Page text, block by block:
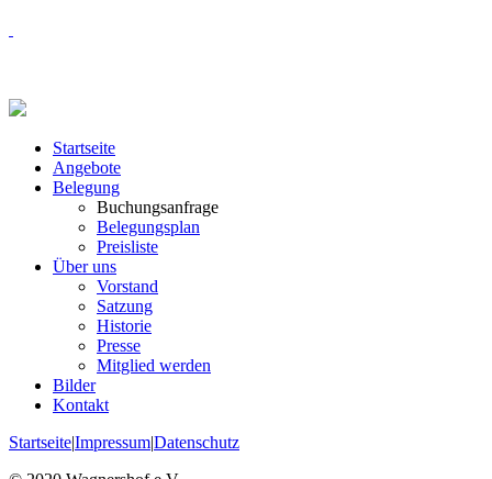
Startseite
Angebote
Belegung
Buchungsanfrage
Belegungsplan
Preisliste
Über uns
Vorstand
Satzung
Historie
Presse
Mitglied werden
Bilder
Kontakt
Startseite|Impressum|Datenschutz